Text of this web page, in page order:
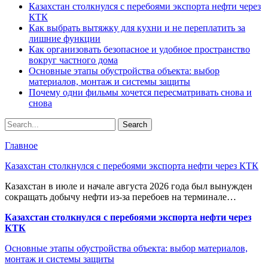
Казахстан столкнулся с перебоями экспорта нефти через
КТК
Как выбрать вытяжку для кухни и не переплатить за
лишние функции
Как организовать безопасное и удобное пространство
вокруг частного дома
Основные этапы обустройства объекта: выбор
материалов, монтаж и системы защиты
Почему одни фильмы хочется пересматривать снова и
снова
Главное
Казахстан столкнулся с перебоями экспорта нефти через КТК
Казахстан в июле и начале августа 2026 года был вынужден
сокращать добычу нефти из-за перебоев на терминале…
Казахстан столкнулся с перебоями экспорта нефти через
КТК
Основные этапы обустройства объекта: выбор материалов,
монтаж и системы защиты